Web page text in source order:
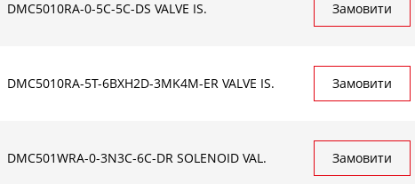
DMC5010RA-0-5C-5C-DS VALVE IS. Замовити
DMC5010RA-5T-6BXH2D-3MK4M-ER VALVE IS. Замовити
DMC501WRA-0-3N3C-6C-DR SOLENOID VAL. Замовити